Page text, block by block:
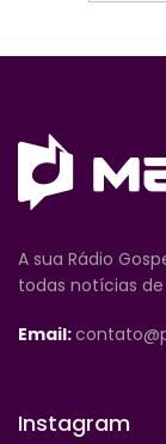
A sua Rádio
todas notícias de
Email:
Instagram